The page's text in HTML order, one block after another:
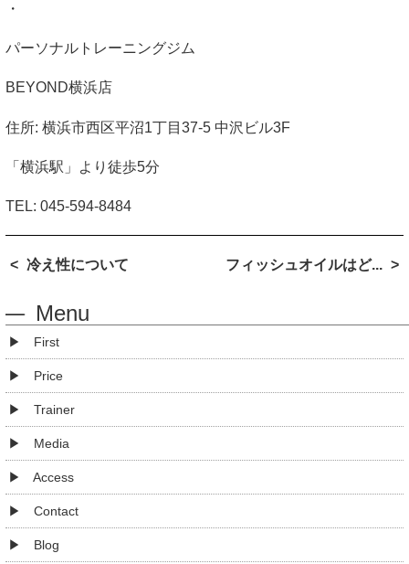
・
パーソナルトレーニングジム
BEYOND横浜店
住所: 横浜市西区平沼1丁目 37-5 中沢ビル3F
「横浜駅」より徒歩5分
TEL: 045-594-8484
冷え性について フィッシュオイルはど...
Menu
First
Price
Trainer
Media
Access
Contact
Blog